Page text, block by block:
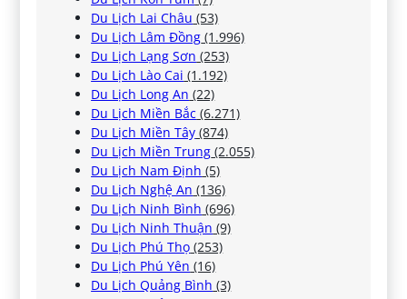
Du Lịch Lai Châu (53)
Du Lịch Lâm Đồng (1.996)
Du Lịch Lạng Sơn (253)
Du Lịch Lào Cai (1.192)
Du Lịch Long An (22)
Du Lịch Miền Bắc (6.271)
Du Lịch Miền Tây (874)
Du Lịch Miền Trung (2.055)
Du Lịch Nam Định (5)
Du Lịch Nghệ An (136)
Du Lịch Ninh Bình (696)
Du Lịch Ninh Thuận (9)
Du Lịch Phú Thọ (253)
Du Lịch Phú Yên (16)
Du Lịch Quảng Bình (3)